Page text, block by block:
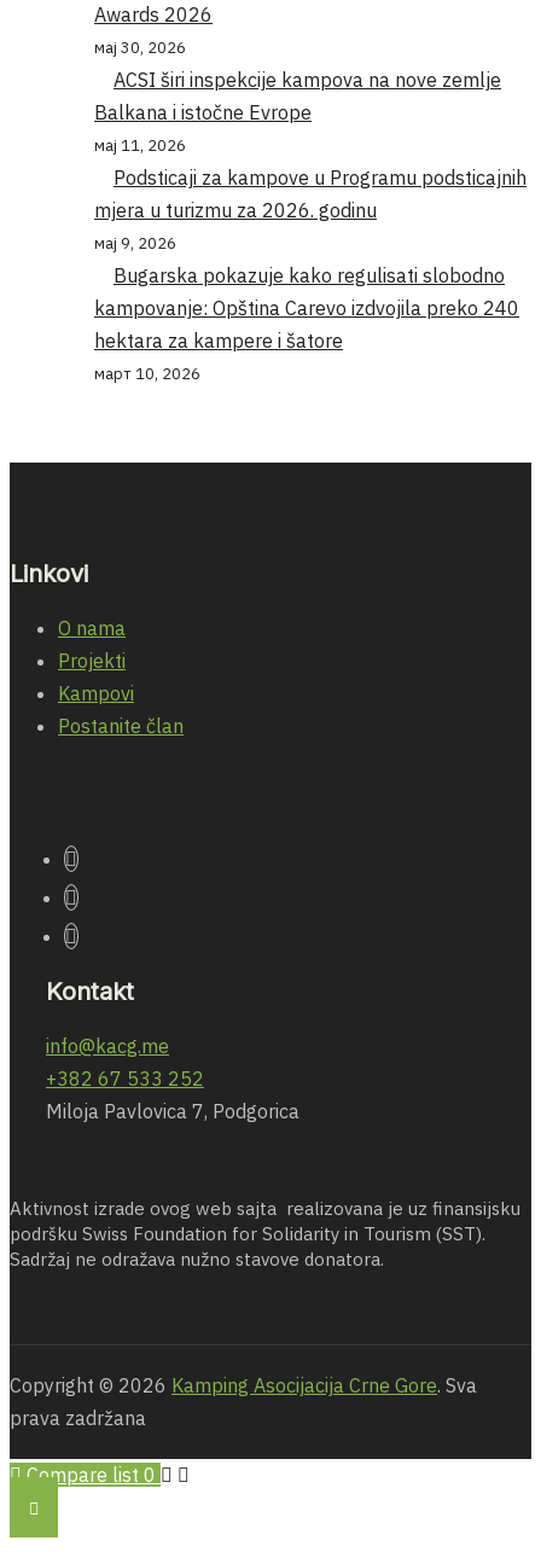
Awards 2026
мај 30, 2026
ACSI širi inspekcije kampova na nove zemlje
Balkana i istočne Evrope
мај 11, 2026
Podsticaji za kampove u Programu podsticajnih
mjera u turizmu za 2026. godinu
мај 9, 2026
Bugarska pokazuje kako regulisati slobodno
kampovanje: Opština Carevo izdvojila preko 240
hektara za kampere i šatore
март 10, 2026
Linkovi
O nama
Projekti
Kampovi
Postanite član
Kontakt
info@kacg.me
+382 67 533 252
Miloja Pavlovica 7, Podgorica
Aktivnost izrade ovog web sajta realizovana je uz finansijsku
podršku Swiss Foundation for Solidarity in Tourism (SST).
Sadržaj ne odražava nužno stavove donatora.
Copyright © 2026 Kamping Asocijacija Crne Gore. Sva
prava zadržana
Compare list 0